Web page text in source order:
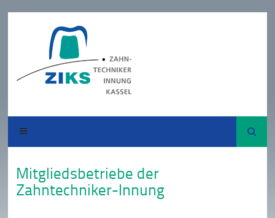
Suche
Mitgliedsbetriebe der
Zahntechniker-Innung